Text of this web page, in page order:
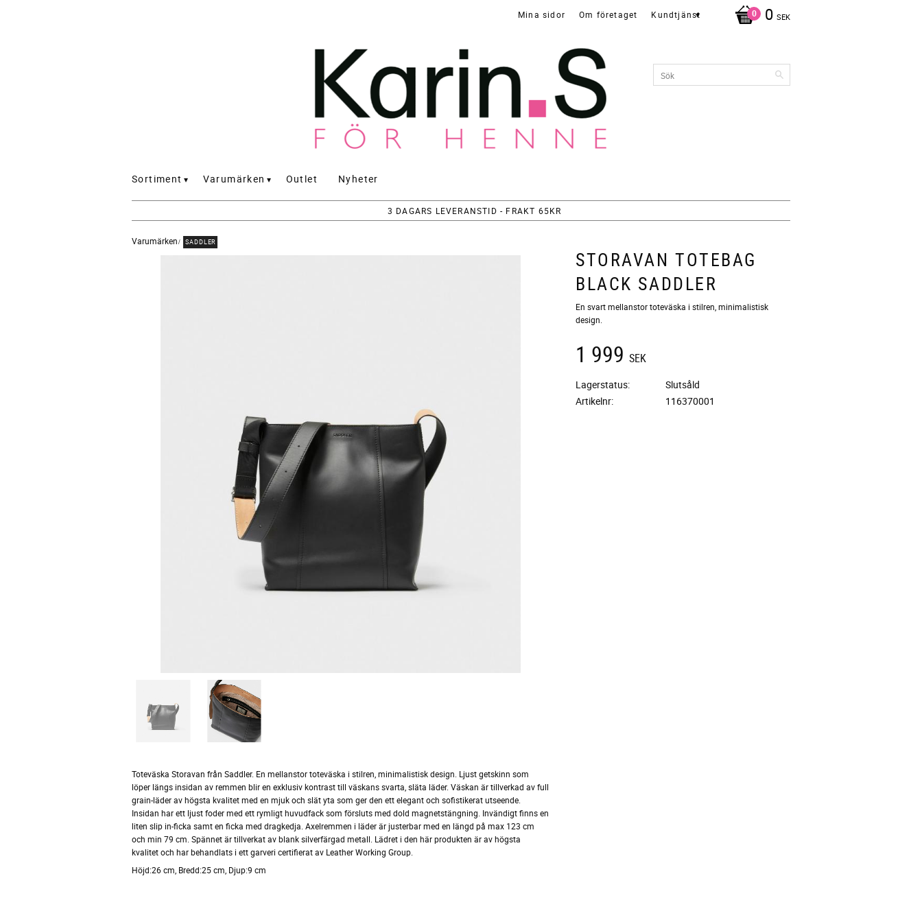
0 SEK
Mina sidor Om företaget Kundtjänst
Sortiment Varumärken Outlet Nyheter
3 DAGARS LEVERANSTID - FRAKT 65KR
Varumärken SADDLER
STORAVAN TOTEBAG
BLACK SADDLER
En svart mellanstor toteväska i stilren, minimalistisk
design.
1 999 SEK
Lagerstatus
Slutsåld
Artikelnr
116370001
Toteväska Storavan från Saddler. En mellanstor toteväska i stilren, minimalistisk design. Ljust getskinn som
löper längs insidan av remmen blir en exklusiv kontrast till väskans svarta, släta läder. Väskan är tillverkad av full
grain-läder av högsta kvalitet med en mjuk och slät yta som ger den ett elegant och sofistikerat utseende.
Insidan har ett ljust foder med ett rymligt huvudfack som försluts med dold magnetstängning. Invändigt finns en
liten slip in-ficka samt en ficka med dragkedja. Axelremmen i läder är justerbar med en längd på max 123 cm
och min 79 cm. Spännet är tillverkat av blank silverfärgad metall. Lädret i den här produkten är av högsta
kvalitet och har behandlats i ett garveri certifierat av Leather Working Group.
Höjd:26 cm, Bredd:25 cm, Djup:9 cm